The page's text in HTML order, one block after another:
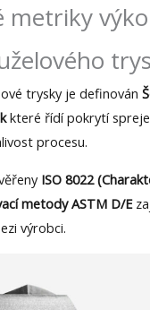
metriky
trysky je definován
které řídí pokrytí
procesu.
ISO 8022
metody ASTM D/E
výrobci.